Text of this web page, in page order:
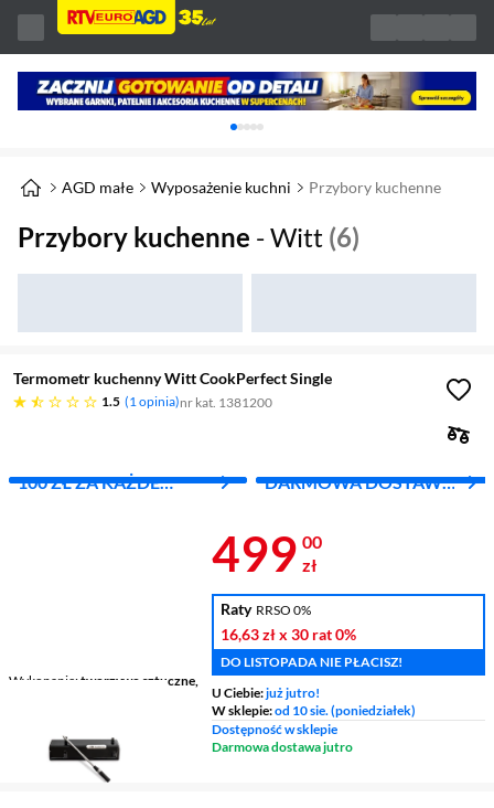
Karuzela z banerami, aktualny element 1 z
AGD małe Wyposażenie kuchni Przybory kuchenne
Przybory kuchenne - Witt (6)
Termometr kuchenny Witt CookPerfect Single
1.5
1.5 gwiazdek 1 opinia nr kat. 1381200
100 ZŁ ZA KAŻDE
DARMOWA DOSTAWA
Wykonanie tworzywo sztuczne,
Cena 499 zł
499 00
zł
Raty RRSO 0%
16,63 złx 30 rat0%
DO LISTOPADA NIE PŁACISZ!
U Ciebie:już jutro!
W sklepie:od 10 sie. (poniedziałek)
Dostępność w sklepie
Darmowa dostawa jutro